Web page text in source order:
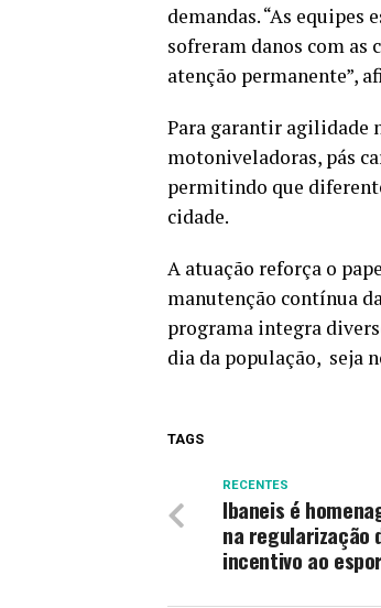
demandas. “As
sofreram danos com as
atenção permanente”,
Para garantir agilidade
motoniveladoras, pás
permitindo que
cidade.
A atuação reforça o
manutenção contínua
programa integra
dia da população, seja
TAGS
RECENTES
Ibaneis é
na regularização
incentivo ao